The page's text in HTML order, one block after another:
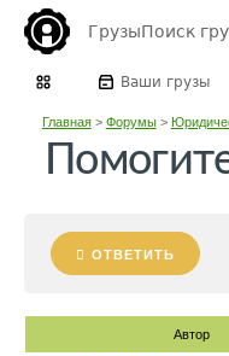
ГрузыПоиск
Ваши грузы
Главная> Форумы>
ОТВЕТИТЬ
Автор